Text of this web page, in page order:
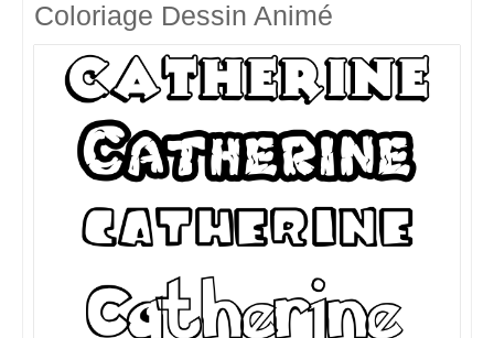
Coloriage Dessin Animé